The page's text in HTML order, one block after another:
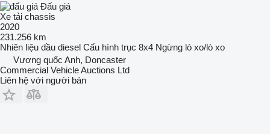
Đấu giá
Xe tải chassis
2020
231.256 km
Nhiên liệu dầu diesel Cấu hình trục 8x4 Ngừng lò xo/lò xo
Vương quốc Anh, Doncaster
Commercial Vehicle Auctions Ltd
Liên hệ với người bán